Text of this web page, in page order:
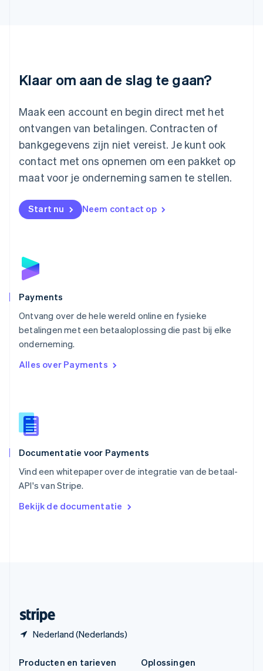
Klaar om aan de slag te gaan?
Maak een account en begin direct met het
ontvangen van betalingen. Contracten of
bankgegevens zijn niet vereist. Je kunt ook
contact met ons opnemen om een pakket op
maat voor je onderneming samen te stellen.
Start nu Neem contact op
Payments
Ontvang over de hele wereld online en fysieke
betalingen met een betaaloplossing die past bij elke
onderneming.
Alles over Payments
Documentatie voor Payments
Vind een whitepaper over de integratie van de betaal-
API's van Stripe.
Bekijk de documentatie
Nederland (Nederlands)
FrançaisDeutschEnglish
English
Malta
English
Mexico
Nederland
NederlandsEnglish
English
Noorwegen
Polen
English
Português
English
Singapore
English简体中文
EnglishItaliano
Español
Thailand
Tsjechië
Vasteland van China
简体中文English
English
Producten en tarieven
Oplossingen